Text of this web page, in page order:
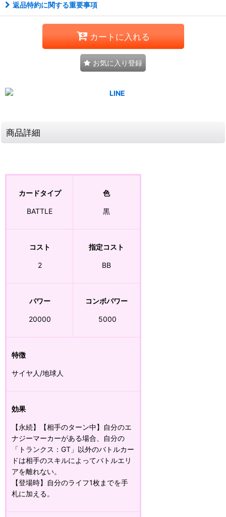
返品特約に関する重要事項
カートに入れる
お気に入り登録
商品詳細
カードタイプ
BATTLE
色
黒
コスト
2
指定コスト
BB
パワー
20000
コンボパワー
5000
特徴
サイヤ人/地球人
効果
【永続】【相手のターン中】自分のエ
ナジーマーカーがある場合、自分の
「トランクス：GT」以外のバトルカー
ドは相手のスキルによってバトルエリ
アを離れない。
【登場時】自分のライフ1枚までを手
札に加える。